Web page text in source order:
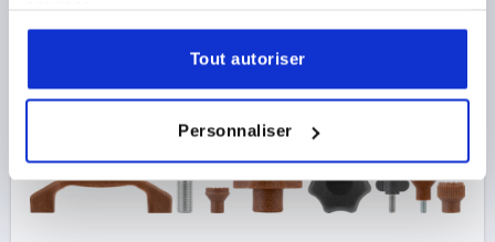
Tout autoriser
Personnaliser